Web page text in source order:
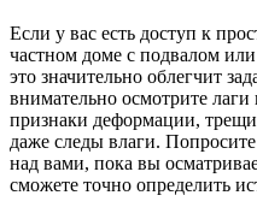
Если у вас есть доступ к
частном доме с подвалом
это значительно облегчит
внимательно осмотрите
признаки деформации,
даже следы влаги.
над вами, пока вы
сможете точно определить